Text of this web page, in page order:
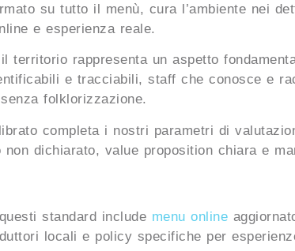
su tutto il menù, cura l’ambiente nei
e esperienza reale.
territorio rappresenta un aspetto
e tracciabili, staff che conosce e
folklorizzazione.
completa i nostri parametri di
non dichiarato, value proposition chiara e
standard include menu online
locali e policy specifiche per